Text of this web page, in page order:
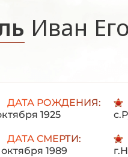
Иван
ДАТА РОЖДЕНИЯ:
1925
ДАТА СМЕРТИ:
октября 1989